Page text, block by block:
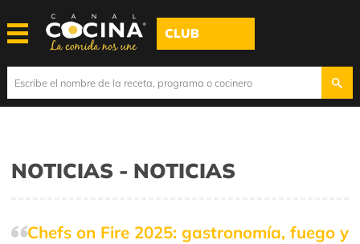
CLUB
NOTICIAS - NOTICIAS
Chefs on Fire 2025: gastronomía, fuego y